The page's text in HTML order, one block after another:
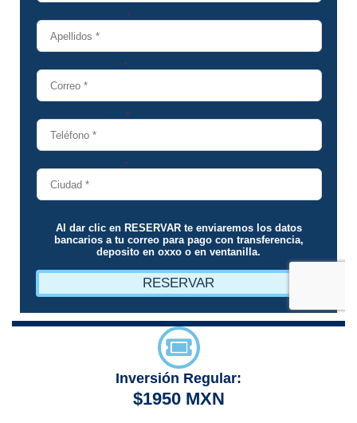
Inversión Regular:
$1950 MXN